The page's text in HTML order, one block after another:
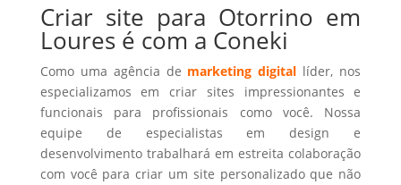
Criar site para Otorrino em
Loures é com a Coneki
Como uma agência de marketing digital líder, nos
especializamos em criar sites impressionantes e
funcionais para profissionais como você. Nossa
equipe de especialistas em design e
desenvolvimento trabalhará em estreita colaboração
com você para criar um site personalizado que não